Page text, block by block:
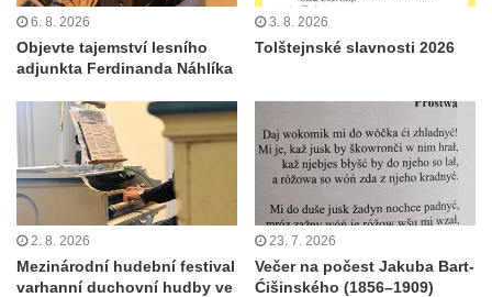
6. 8. 2026
Objevte tajemství lesního
adjunkta Ferdinanda Náhlíka
3. 8. 2026
Tolštejnské slavnosti 2026
2. 8. 2026
Mezinárodní hudební festival
varhanní duchovní hudby ve
23. 7. 2026
Večer na počest Jakuba Bart-
Ćišinského (1856–1909)